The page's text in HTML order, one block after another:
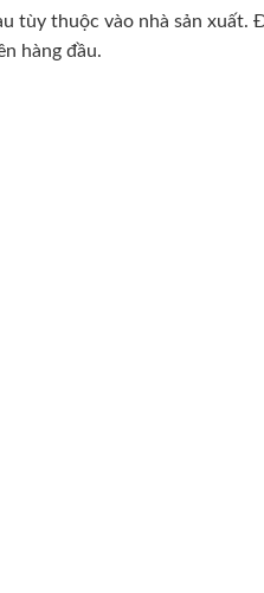
tùy thuộc vào nhà sản xuất.
hàng đầu.